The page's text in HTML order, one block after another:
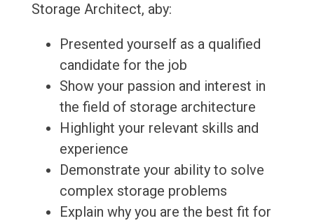
Storage Architect, aby:
Presented yourself as a qualified
candidate for the job
Show your passion and interest in
the field of storage architecture
Highlight your relevant skills and
experience
Demonstrate your ability to solve
complex storage problems
Explain why you are the best fit for